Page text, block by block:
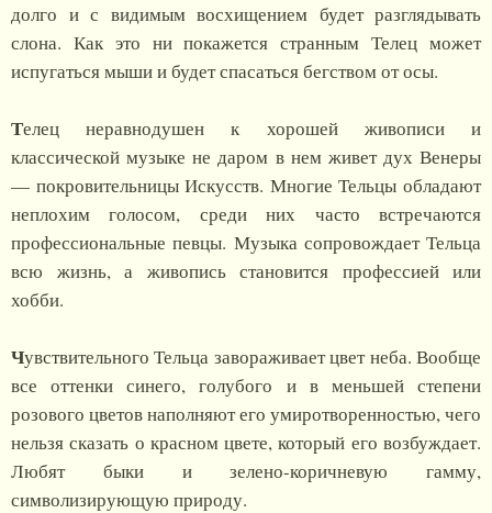
долго и с видимым восхищением будет разглядывать
слона. Как это ни покажется странным Телец может
испугаться мыши и будет спасаться бегством от осы.
Телец неравнодушен к хорошей живописи и
классической музыке не даром в нем живет дух Венеры
— покровительницы Искусств. Многие Тельцы обладают
неплохим голосом, среди них часто встречаются
профессиональные певцы. Музыка сопровождает Тельца
всю жизнь, а живопись становится профессией или
хобби.
Чувствительного Тельца завораживает цвет неба. Вообще
все оттенки синего, голубого и в меньшей степени
розового цветов наполняют его умиротворенностью, чего
нельзя сказать о красном цвете, который его возбуждает.
Любят быки и зелено-коричневую гамму,
символизирующую природу.